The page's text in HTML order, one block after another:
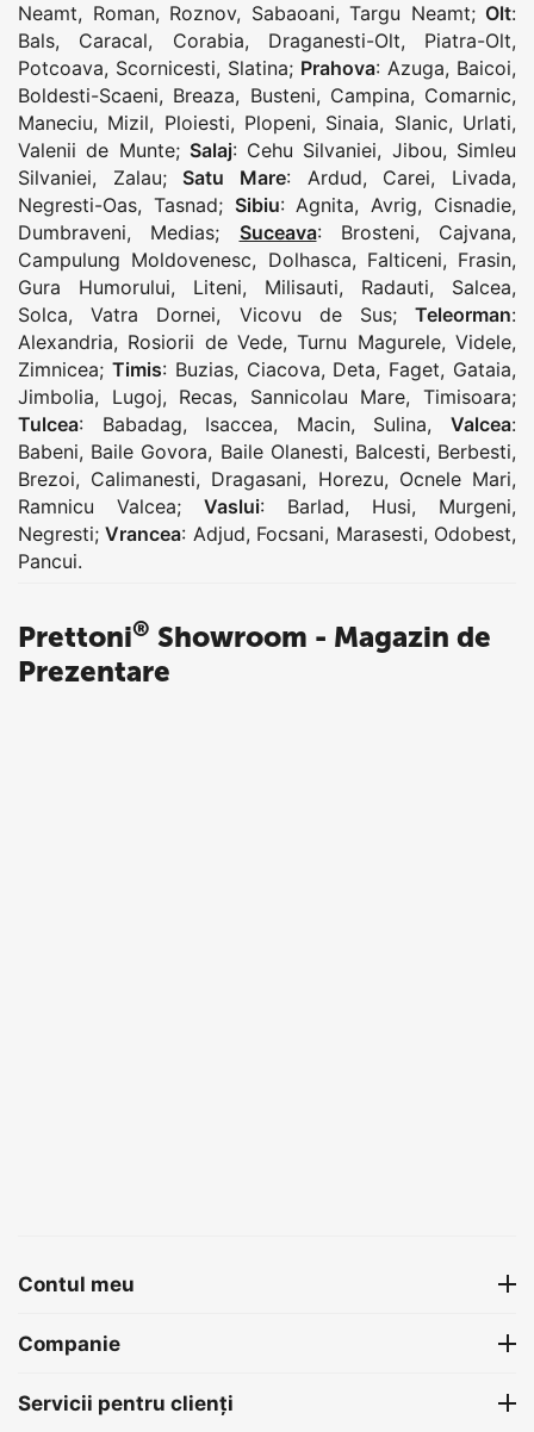
Neamt, Roman, Roznov, Sabaoani, Targu Neamt; Olt:
Bals, Caracal, Corabia, Draganesti-Olt, Piatra-Olt,
Potcoava, Scornicesti, Slatina; Prahova: Azuga, Baicoi,
Boldesti-Scaeni, Breaza, Busteni, Campina, Comarnic,
Maneciu, Mizil, Ploiesti, Plopeni, Sinaia, Slanic, Urlati,
Valenii de Munte; Salaj: Cehu Silvaniei, Jibou, Simleu
Silvaniei, Zalau; Satu Mare: Ardud, Carei, Livada,
Negresti-Oas, Tasnad; Sibiu:Agnita,Avrig, Cisnadie,
Dumbraveni, Medias; Suceava: Brosteni, Cajvana,
Campulung Moldovenesc, Dolhasca, Falticeni, Frasin,
Gura Humorului, Liteni, Milisauti, Radauti, Salcea,
Solca,Vatra Dornei, Vicovu de Sus;Teleorman:
Alexandria, Rosiorii de Vede,Turnu Magurele,Videle,
Zimnicea; Timis: Buzias, Ciacova, Deta, Faget, Gataia,
Jimbolia, Lugoj, Recas, Sannicolau Mare,Timisoara;
Tulcea: Babadag, Isaccea, Macin, Sulina,Valcea:
Babeni, Baile Govora, Baile Olanesti, Balcesti, Berbesti,
Brezoi, Calimanesti, Dragasani, Horezu, Ocnele Mari,
Ramnicu Valcea; Vaslui: Barlad, Husi, Murgeni,
Negresti;Vrancea: Adjud, Focsani, Marasesti, Odobest,
Pancui.
Prettoni® Showroom - Magazin de
Prezentare
Contul meu
Companie
Servicii pentru clienți